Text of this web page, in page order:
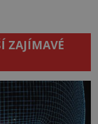
ZAJÍMAVÉ